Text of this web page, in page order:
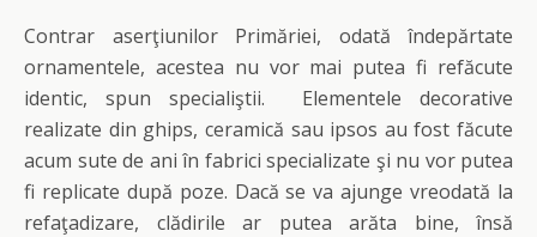
Contrar aserţiunilor Primăriei, odată îndepărtate
ornamentele, acestea nu vor mai putea fi refăcute
identic, spun specialiştii. Elementele decorative
realizate din ghips, ceramică sau ipsos au fost făcute
acum sute de ani în fabrici specializate şi nu vor putea
fi replicate după poze. Dacă se va ajunge vreodată la
refaţadizare, clădirile ar putea arăta bine, însă